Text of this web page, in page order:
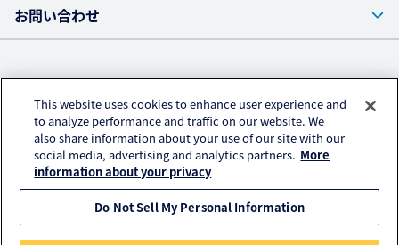
お問い合わせ
株式会社クラレ ウェブサイト
プライバシーポリシー
アクセスデータの取扱いについて
ご利用にあたって
© KURARAY CO., LTD. All RIGHTS RESERVED.
This website uses cookies to enhance user experience and
to analyze performance and traffic on our website. We
also share information about your use of our site with our
social media, advertising and analytics partners. More
information about your privacy
Do Not Sell My Personal Information